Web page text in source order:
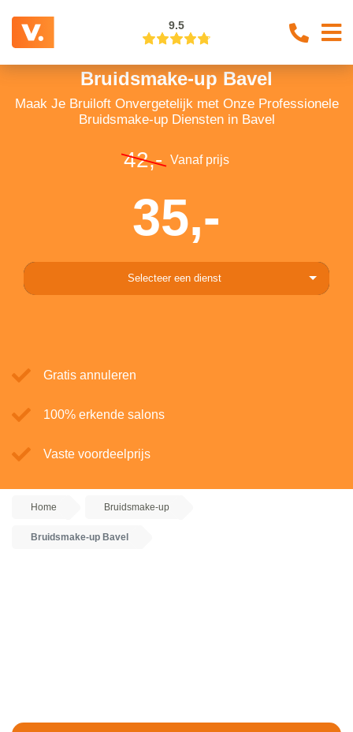
9.5
Bruidsmake-up Bavel
Maak Je Bruiloft Onvergetelijk met Onze Professionele
Bruidsmake-up Diensten in Bavel
42,- Vanaf prijs
35,-
Selecteer een dienst
Gratis annuleren
100% erkende salons
Vaste voordeelprijs
Home Bruidsmake-up
Bruidsmake-up Bavel